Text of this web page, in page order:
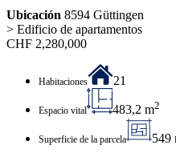
Ubicación 8594 Güttingen
> Edificio de apartamentos
CHF 2,280,000
Habitaciones 21
Espacio vital 483,2 m2
Superficie de la parcela 549